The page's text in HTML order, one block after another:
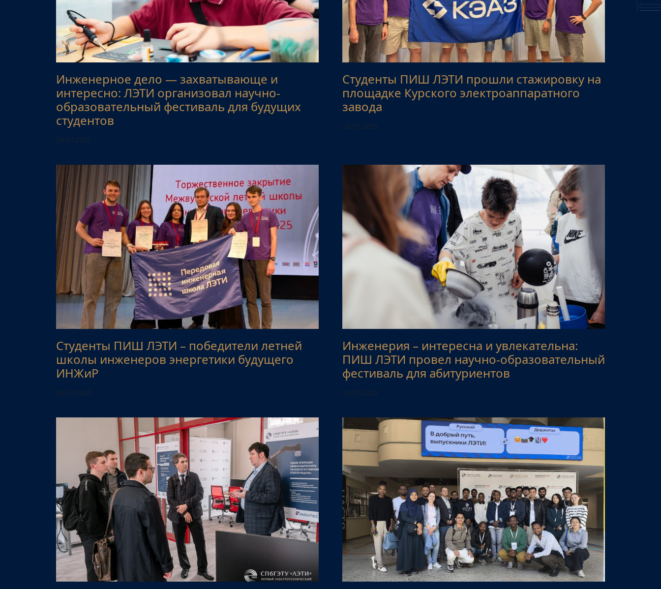
Инженерное дело — захватывающе и
интересно: ЛЭТИ организовал научно-
образовательный фестиваль для будущих
студентов
29.07.2025
Студенты ПИШ ЛЭТИ прошли стажировку на
площадке Курского электроаппаратного
завода
28.07.2025
Студенты ПИШ ЛЭТИ – победители летней
школы инженеров энергетики будущего
ИНЖиР
20.07.2025
Инженерия – интересна и увлекательна:
ПИШ ЛЭТИ провел научно-образовательный
фестиваль для абитуриентов
10.07.2025